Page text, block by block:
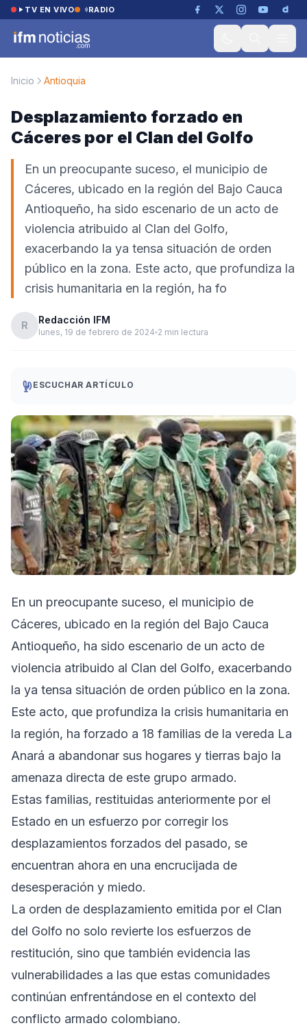
Saltar al contenido
TV EN VIVO RADIO
Inicio Antioquia
Desplazamiento forzado en
Cáceres por el Clan del Golfo
En un preocupante suceso, el municipio de
Cáceres, ubicado en la región del Bajo Cauca
Antioqueño, ha sido escenario de un acto de
violencia atribuido al Clan del Golfo,
exacerbando la ya tensa situación de orden
público en la zona. Este acto, que profundiza la
crisis humanitaria en la región, ha fo
R Redacción IFM
lunes, 19 de febrero de 2024 2 min lectura
ESCUCHAR ARTÍCULO
En un preocupante suceso, el municipio de
Cáceres, ubicado en la región del Bajo Cauca
Antioqueño, ha sido escenario de un acto de
violencia atribuido al Clan del Golfo, exacerbando
la ya tensa situación de orden público en la zona.
Este acto, que profundiza la crisis humanitaria en
la región, ha forzado a 18 familias de la vereda La
Anará a abandonar sus hogares y tierras bajo la
amenaza directa de este grupo armado.
Estas familias, restituidas anteriormente por el
Estado en un esfuerzo por corregir los
desplazamientos forzados del pasado, se
encuentran ahora en una encrucijada de
desesperación y miedo.
La orden de desplazamiento emitida por el Clan
del Golfo no solo revierte los esfuerzos de
restitución, sino que también evidencia las
vulnerabilidades a las que estas comunidades
continúan enfrentándose en el contexto del
conflicto armado colombiano.